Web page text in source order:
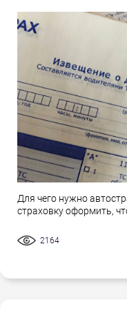
Для чего нужно
страховку оформить,
2164